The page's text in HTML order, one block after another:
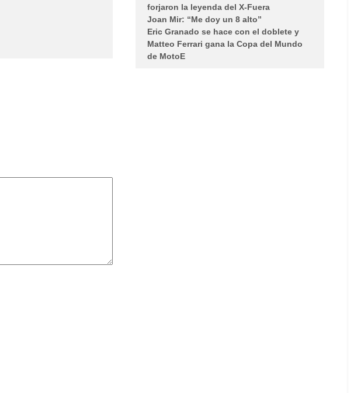
forjaron la leyenda del X-Fuera
Joan Mir: “Me doy un 8 alto”
Eric Granado se hace con el doblete y
Matteo Ferrari gana la Copa del Mundo
de MotoE